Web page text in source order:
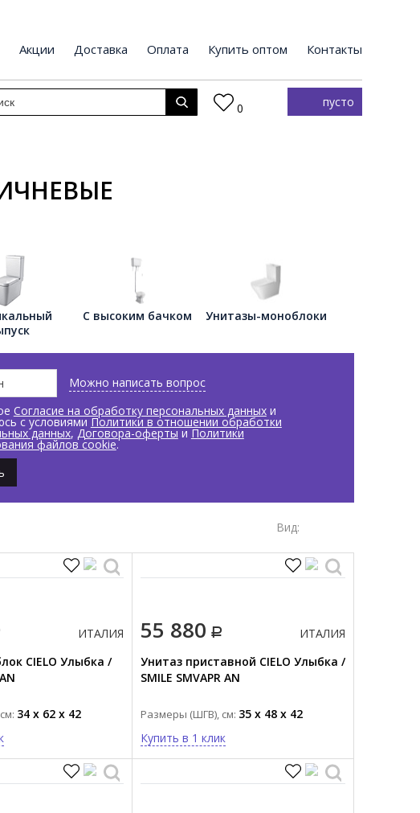
Акции Доставка Оплата Купить оптом Контакты
0 пусто
С высоким бачком Унитазы-моноблоки
Можно написать вопрос
Согласие на обработку персональных данныхи
с условиями Политики в отношении обработки
данных, Договора-оферты и Политики
файлов cookie.
Вид:
ИТАЛИЯ
CIELO Улыбка /
34 x 62 x 42
55 880
ИТАЛИЯ
Унитаз приставной CIELO Улыбка /
SMILE SMVAPR AN
Размеры (ШГВ), см: 35 x 48 x 42
Купить в 1 клик